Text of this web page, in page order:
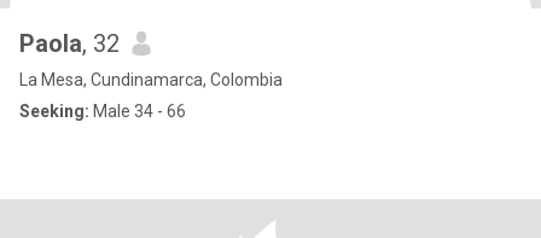
Paola, 32
La Mesa, Cundinamarca, Colombia
Seeking: Male 34 - 66